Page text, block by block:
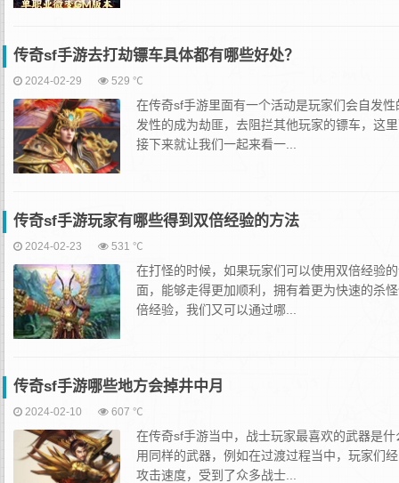
传奇sf手游去打劫镖车具体都有哪些好处？
2024-02-29 529 ℃
在传奇sf手游里面有一个活动是玩家们会自发
发性的成为劫匪，去阻拦其他玩家的镖车，这
接下来就让我们一起来看一...
传奇sf手游玩家有哪些得到双倍经验的方法
2024-02-23 531 ℃
在打怪的时候，如果玩家们可以使用双倍经验
面，能够走得更加顺利，拥有着更为快速的杀
倍经验，我们又可以通过哪...
传奇sf手游哪些地方会掉井中月
2024-02-10 607 ℃
在传奇sf手游当中，战士玩家最喜欢的武器是
用同样的武器，例如在过渡过程当中，玩家们
攻击速度，受到了众多战士...